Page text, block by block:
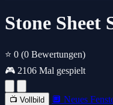
Stone Sheet
⭐ 0 (0 Bewertungen)
🎮 2106 Mal gespielt
📺 Vollbild 🔲 Neues